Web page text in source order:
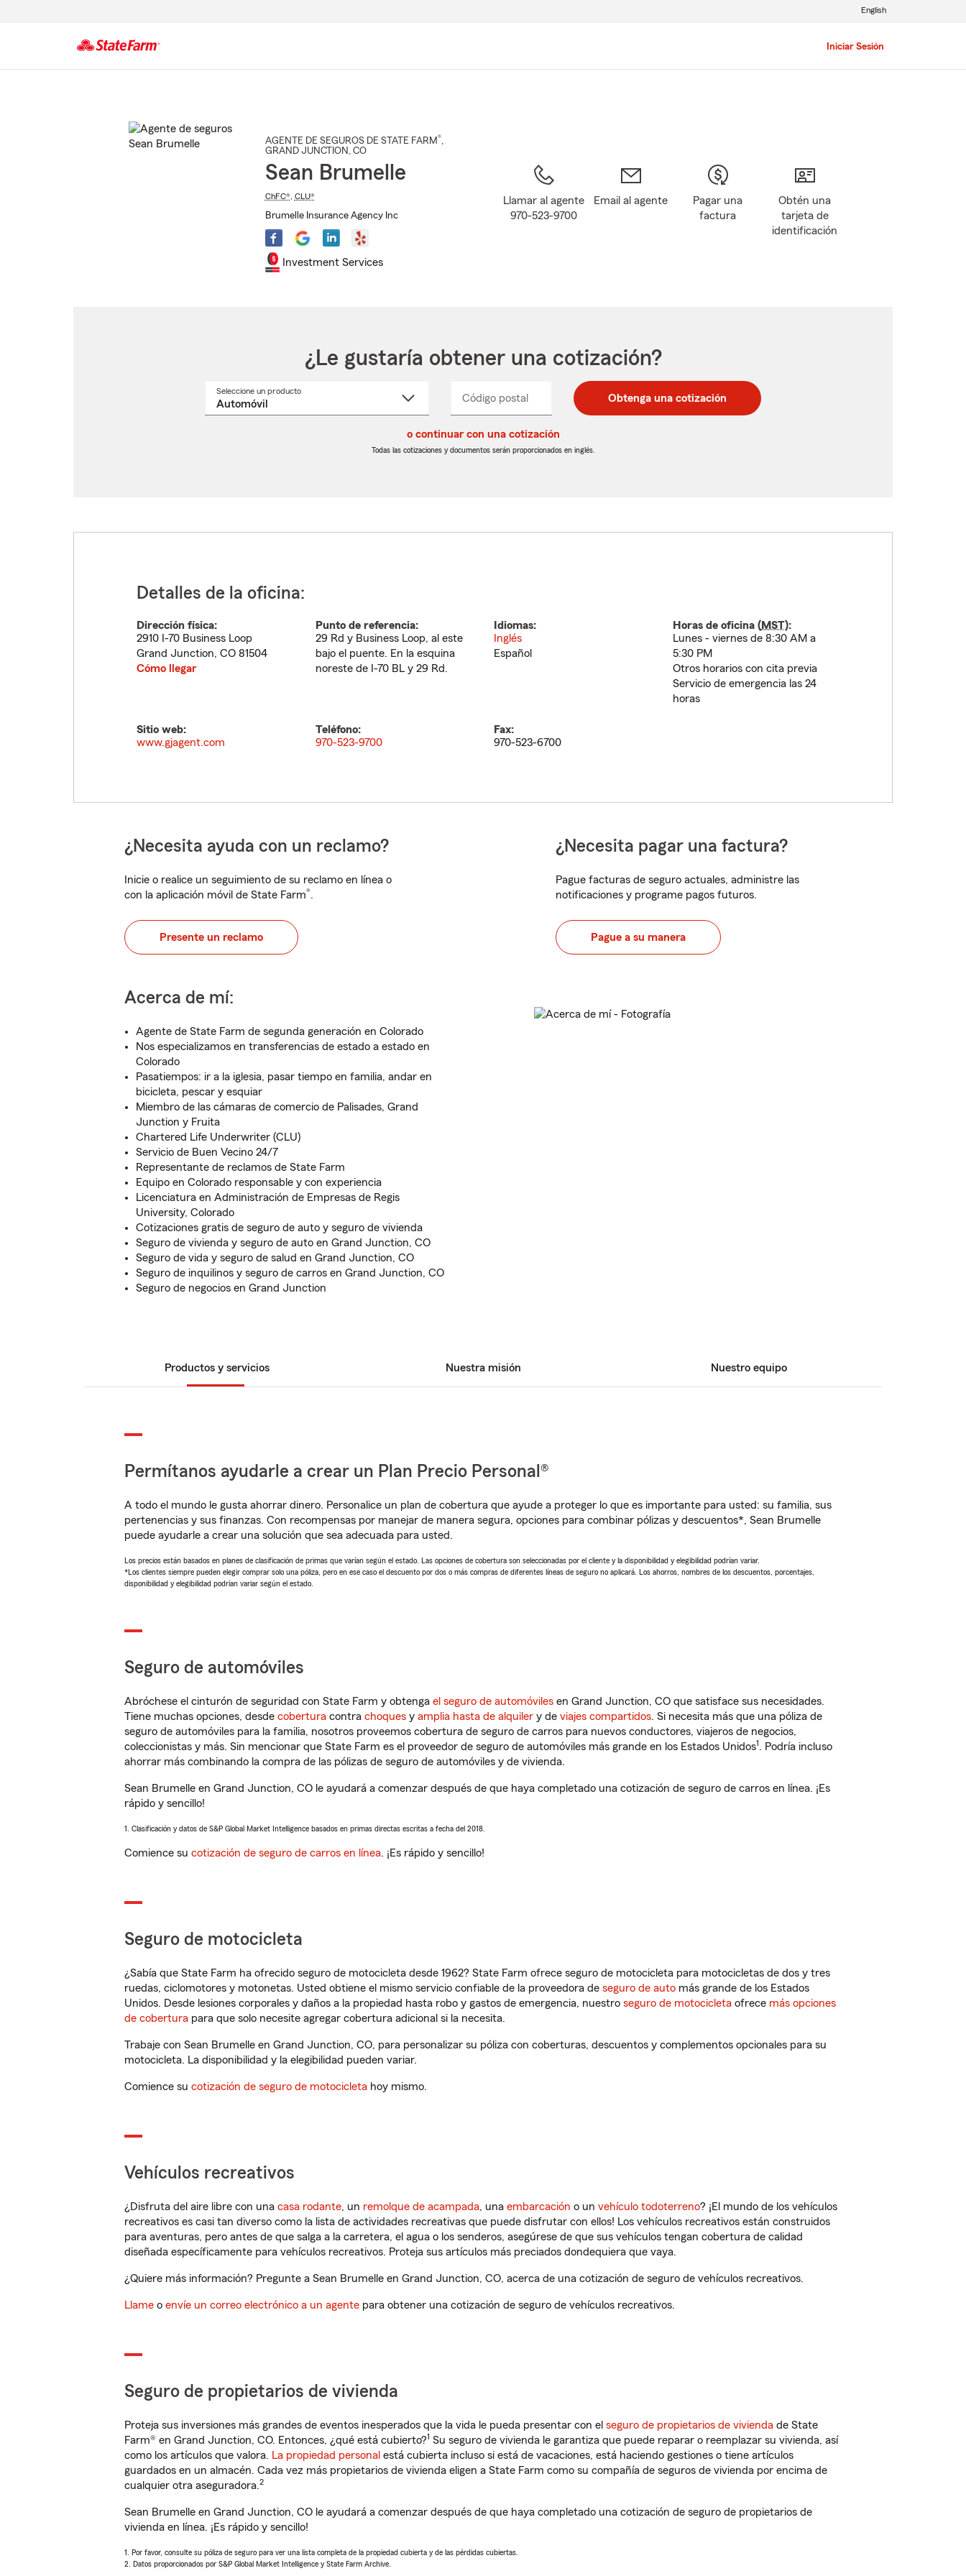
Iniciar Sesión
English
AGENTE DE SEGUROS DE STATE FARM®,
GRAND JUNCTION , CO
Sean Brumelle
ChFC®, CLU®
Brumelle Insurance Agency Inc
Investment Services
Llamar al agente
970-523-9700
Email al agente
Pagar una
factura
Obtén una
tarjeta de
identificación
¿Le gustaría obtener una cotización?
Seleccione un productoSeleccione
Código postal
postal
de
postal
de
_____ Obtenga una cotización
o continuar con una cotización
Todas las cotizaciones y documentos serán proporcionados en inglés.
Detalles de la oficina:
Dirección física:
2910 I-70 Business Loop
Grand Junction, CO 81504
Cómo llegar
Punto de referencia:
29 Rd y Business Loop, al este
bajo el puente. En la esquina
noreste de I-70 BL y 29 Rd.
Idiomas:
Inglés
Español
Horas de oficina (MST):
Lunes - viernes de 8:30 AM a
5:30 PM
Otros horarios con cita previa
Servicio de emergencia las 24
horas
Sitio web:
www.gjagent.com
Teléfono:
970-523-9700
Fax:
970-523-6700
¿Necesita ayuda con un reclamo?
Inicie o realice un seguimiento de su reclamo en línea o
con la aplicación móvil de State Farm®.
Presente un reclamo
¿Necesita pagar una factura?
Pague facturas de seguro actuales, administre las
notificaciones y programe pagos futuros.
Pague a su manera
Acerca de mí:
Agente de State Farm de segunda generación en Colorado
Nos especializamos en transferencias de estado a estado en
Colorado
Pasatiempos: ir a la iglesia, pasar tiempo en familia, andar en
bicicleta, pescar y esquiar
Miembro de las cámaras de comercio de Palisades, Grand
Junction y Fruita
Chartered Life Underwriter (CLU)
Servicio de Buen Vecino 24/7
Representante de reclamos de State Farm
Equipo en Colorado responsable y con experiencia
Licenciatura en Administración de Empresas de Regis
University, Colorado
Cotizaciones gratis de seguro de auto y seguro de vivienda
Seguro de vivienda y seguro de auto en Grand Junction, CO
Seguro de vida y seguro de salud en Grand Junction, CO
Seguro de inquilinos y seguro de carros en Grand Junction, CO
Seguro de negocios en Grand Junction
Productos y servicios Nuestra misión Nuestro equipo
Permítanos ayudarle a crear un Plan Precio Personal®
A todo el mundo le gusta ahorrar dinero. Personalice un plan de cobertura que ayude a proteger lo que es importante para usted: su familia, sus
pertenencias y sus finanzas. Con recompensas por manejar de manera segura, opciones para combinar pólizas y descuentos*, Sean Brumelle
puede ayudarle a crear una solución que sea adecuada para usted.
Los precios están basados en planes de clasificación de primas que varían según el estado. Las opciones de cobertura son seleccionadas por el cliente y la disponibilidad y elegibilidad podrían variar.
*Los clientes siempre pueden elegir comprar solo una póliza, pero en ese caso el descuento por dos o más compras de diferentes líneas de seguro no aplicará. Los ahorros, nombres de los descuentos, porcentajes,
disponibilidad y elegibilidad podrían variar según el estado.
Seguro de automóviles
Abróchese el cinturón de seguridad con State Farm y obtenga el seguro de automóviles en Grand Junction, CO que satisface sus necesidades.
Tiene muchas opciones, desde cobertura contra choques y amplia hasta de alquiler y de viajes compartidos. Si necesita más que una póliza de
seguro de automóviles para la familia, nosotros proveemos cobertura de seguro de carros para nuevos conductores, viajeros de negocios,
coleccionistas y más. Sin mencionar que State Farm es el proveedor de seguro de automóviles más grande en los Estados Unidos1. Podría incluso
ahorrar más combinando la compra de las pólizas de seguro de automóviles y de vivienda.
Sean Brumelle en Grand Junction, CO le ayudará a comenzar después de que haya completado una cotización de seguro de carros en línea. ¡Es
rápido y sencillo!
1. Clasificación y datos de S&P Global Market Intelligence basados en primas directas escritas a fecha del 2018.
Comience su cotización de seguro de carros en línea. ¡Es rápido y sencillo!
Seguro de motocicleta
¿Sabía que State Farm ha ofrecido seguro de motocicleta desde 1962? State Farm ofrece seguro de motocicleta para motocicletas de dos y tres
ruedas, ciclomotores y motonetas. Usted obtiene el mismo servicio confiable de la proveedora de seguro de auto más grande de los Estados
Unidos. Desde lesiones corporales y daños a la propiedad hasta robo y gastos de emergencia, nuestro seguro de motocicleta ofrece más opciones
de cobertura para que solo necesite agregar cobertura adicional si la necesita.
Trabaje con Sean Brumelle en Grand Junction, CO, para personalizar su póliza con coberturas, descuentos y complementos opcionales para su
motocicleta. La disponibilidad y la elegibilidad pueden variar.
Comience su cotización de seguro de motocicleta hoy mismo.
Vehículos recreativos
¿Disfruta del aire libre con una casa rodante, un remolque de acampada, una embarcación o un vehículo todoterreno? ¡El mundo de los vehículos
recreativos es casi tan diverso como la lista de actividades recreativas que puede disfrutar con ellos! Los vehículos recreativos están construidos
para aventuras, pero antes de que salga a la carretera, el agua o los senderos, asegúrese de que sus vehículos tengan cobertura de calidad
diseñada específicamente para vehículos recreativos. Proteja sus artículos más preciados dondequiera que vaya.
¿Quiere más información? Pregunte a Sean Brumelle en Grand Junction, CO, acerca de una cotización de seguro de vehículos recreativos.
Llame o envíe un correo electrónico a un agente para obtener una cotización de seguro de vehículos recreativos.
Seguro de propietarios de vivienda
Proteja sus inversiones más grandes de eventos inesperados que la vida le pueda presentar con el seguro de propietarios de vivienda de State
Farm® en Grand Junction, CO. Entonces, ¿qué está cubierto?1 Su seguro de vivienda le garantiza que puede reparar o reemplazar su vivienda, así
como los artículos que valora. La propiedad personal está cubierta incluso si está de vacaciones, está haciendo gestiones o tiene artículos
guardados en un almacén. Cada vez más propietarios de vivienda eligen a State Farm como su compañía de seguros de vivienda por encima de
cualquier otra aseguradora.2
Sean Brumelle en Grand Junction, CO le ayudará a comenzar después de que haya completado una cotización de seguro de propietarios de
vivienda en línea. ¡Es rápido y sencillo!
1. Por favor, consulte su póliza de seguro para ver una lista completa de la propiedad cubierta y de las pérdidas cubiertas.
2. Datos proporcionados por S&P Global Market Intelligence y State Farm Archive.